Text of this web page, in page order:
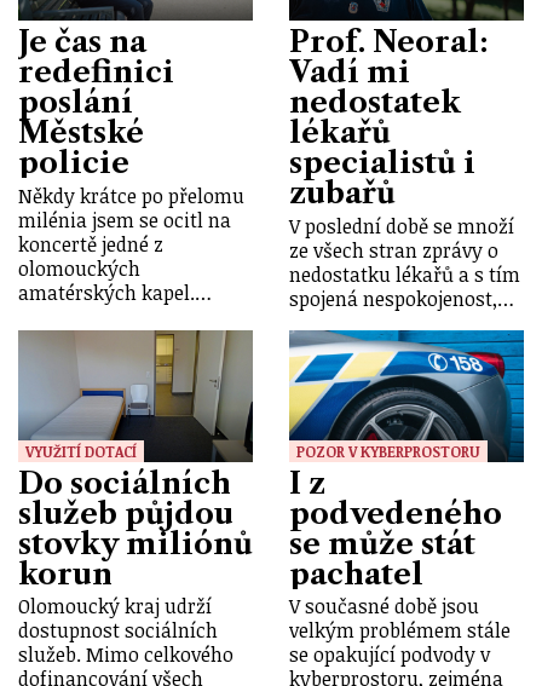
Je čas na
redefinici
poslání
Městské
policie
Někdy krátce po přelomu
milénia jsem se ocitl na
koncertě jedné z
olomouckých
amatérských kapel.…
Prof. Neoral:
Vadí mi
nedostatek
lékařů
specialistů i
zubařů
V poslední době se množí
ze všech stran zprávy o
nedostatku lékařů a s tím
spojená nespokojenost,…
VYUŽITÍ DOTACÍ
Do sociálních
služeb půjdou
stovky miliónů
korun
Olomoucký kraj udrží
dostupnost sociálních
služeb. Mimo celkového
dofinancování všech
POZOR V KYBERPROSTORU
I z
podvedeného
se může stát
pachatel
V současné době jsou
velkým problémem stále
se opakující podvody v
kyberprostoru, zejména